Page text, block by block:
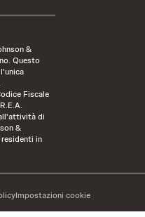
&
Questo
Fiscale
di
&
in
Impostazioni cookie